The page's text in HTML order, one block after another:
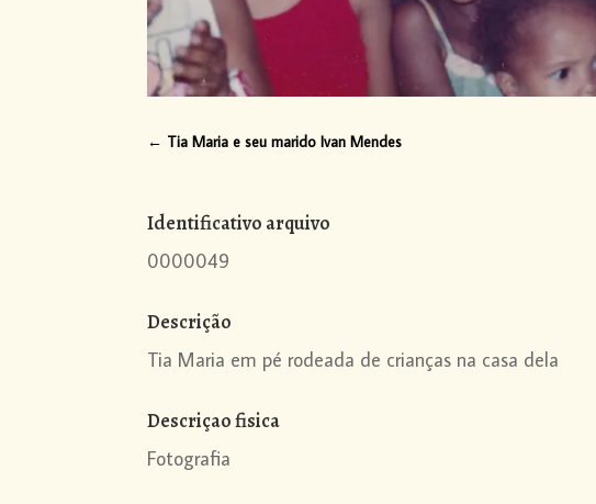
← Tia Maria e seu marido Ivan Mendes
Identificativo arquivo
0000049
Descrição
Tia Maria em pé rodeada de crianças na casa dela
Descriçao fisica
Fotografia